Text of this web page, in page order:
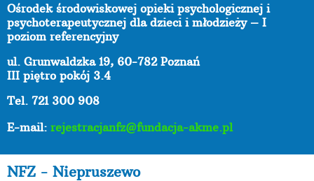
Ośrodek środowiskowej opieki psychologicznej i
psychoterapeutycznej dla dzieci i młodzieży – I
poziom referencyjny
ul. Grunwaldzka 19, 60-782 Poznań
III piętro pokój 3.4
Tel. 721 300 908
E-mail: rejestracjanfz@fundacja-akme.pl
NFZ - Niepruszewo